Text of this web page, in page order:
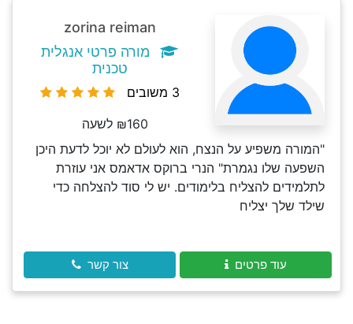
zorina reiman
מורה פרטי אנגלית
טכנית
3 משובים
₪160 לשעה
"המורה משפיע על הנצח, הוא לעולם לא יוכל לדעת היכן
השפעה שלו נגמרת" הנרי ברוקס אדאמס אני עוזרת
לתלמידים להצליח בלימודים. יש לי סוד להצלחה כדי
שילד שלך יצליח
עוד פרטים צור קשר